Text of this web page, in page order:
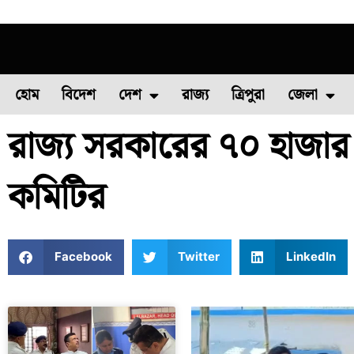
হোম বিদেশ দেশ
ফুল চাষ ফল চাষ মাছ চাষ পোল্ট্রি চাষ
রাজ্য ত্রিপুরা জেলা
উত্তর ২৪
রাজ্য সরকারের ৭০
কমিটির
Facebook Twitter LinkedIn